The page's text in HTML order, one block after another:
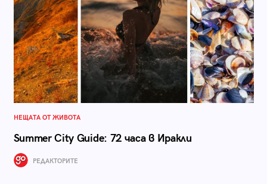
НЕЩАТА ОТ ЖИВОТА
Summer City Guide: 72 часа в Иракли
РЕДАКТОРИТЕ